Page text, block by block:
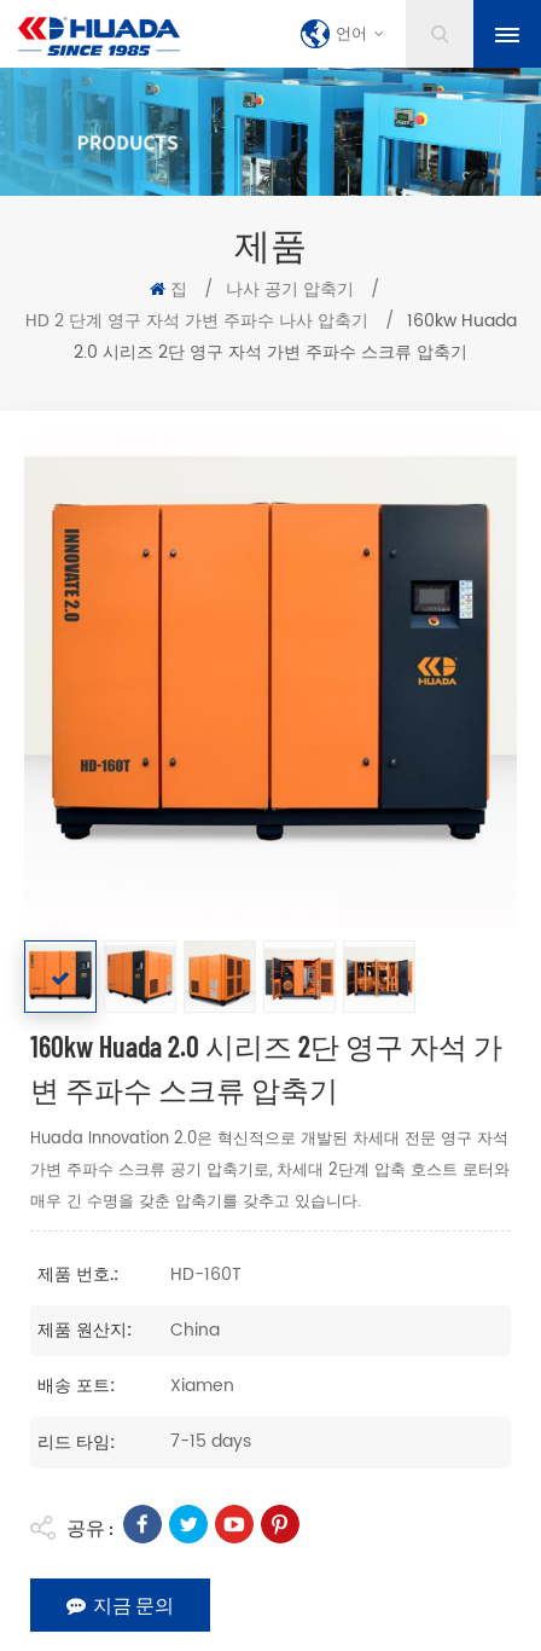
언어
제품
집 / 나사 공기 압축기
/
HD 2 단계 영구 자석 가변 주파수 나사 압축기
/ 160kw Huada
2.0 시리즈 2단 영구 자석 가변 주파수 스크류 압축기
160kw Huada 2.0 시리즈 2단 영구 자석 가
변 주파수 스크류 압축기
Huada Innovation 2.0은 혁신적으로 개발된 차세대 전문 영구 자석
가변 주파수 스크류 공기 압축기로, 차세대 2단계 압축 호스트 로터와
매우 긴 수명을 갖춘 압축기를 갖추고 있습니다.
제품 번호.: HD-160T
제품 원산지: China
배송 포트: Xiamen
리드 타임: 7-15 days
공유 :
지금 문의